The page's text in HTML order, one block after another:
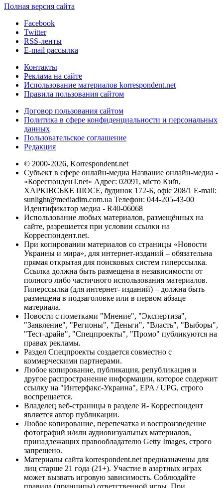
Полная версия сайта
Facebook
Twitter
RSS-ленты
E-mail рассылка
Контакты
Реклама на сайте
Использование материалов korrespondent.net
Правила пользования сайтом
Договор пользования сайтом
Политика в сфере конфиденциальности и персональных
данных
Пользовательское соглашение
Редакция
© 2000-2026, Korrespondent.net
Субъект в сфере онлайн-медиа Название онлайн-медиа -
«КореспонденТ.net» Адрес: 02091, місто Київ,
ХАРКІВСЬКЕ ШОСЕ, будинок 172-Б, офіс 208/1 E-mail:
sunlight@mediadim.com.ua Телефон: 044-205-43-00
Идентификатор медиа - R40-06068
Использование любых материалов, размещённых на
сайте, разрешается при условии ссылки на
Корреспондент.net.
При копировании материалов со страницы «Новости
Украины и мира», для интернет-изданий – обязательна
прямая открытая для поисковых систем гиперссылка.
Ссылка должна быть размещена в независимости от
полного либо частичного использования материалов.
Гиперссылка (для интернет- изданий) – должна быть
размещена в подзаголовке или в первом абзаце
материала.
Новости с пометками "Мнение", "Экспертиза",
"Заявление", "Регионы", "Деньги", "Власть", "Выборы",
"Тест-драйв", "Спецпроекты", "Промо" публикуются на
правах рекламы.
Раздел Спецпроекты создается совместно с
коммерческими партнерами.
Любое копирование, публикация, републикация и
другое распространение информации, которое содержит
ссылку на "Интерфакс-Украина", EPA / UPG, строго
воспрещается.
Владелец веб-страницы в разделе Я- Корреспондент
является автор публикации.
Любое копирование, перепечатка и воспроизведение
фотографий и/или аудиовизуальных материалов,
принадлежащих правообладателю Getty Images, строго
запрещено.
Материалы сайта korrespondent.net предназначены для
лиц старше 21 года (21+). Участие в азартных играх
может вызвать игровую зависимость. Соблюдайте